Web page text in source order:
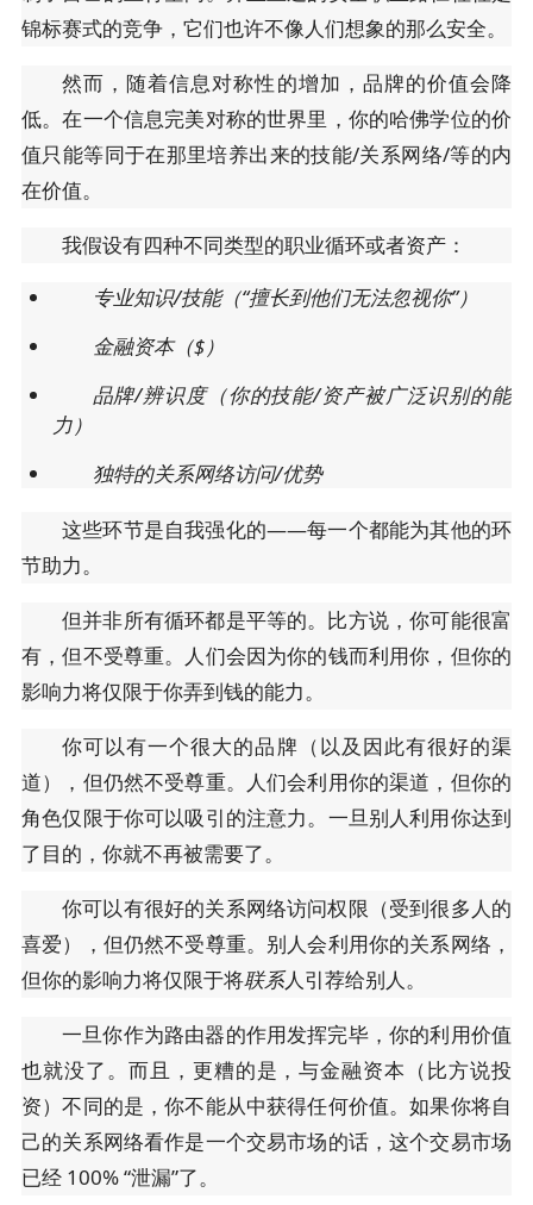
锦标赛式的竞争，它们也许不像人们想象的那么安全。
然而，随着信息对称性的增加，品牌的价值会降
低。在一个信息完美对称的世界里，你的哈佛学位的价
值只能等同于在那里培养出来的技能/关系网络/等的内
在价值。
我假设有四种不同类型的职业循环或者资产：
专业知识/技能（“擅长到他们无法忽视你”）
金融资本（$）
品牌/辨识度（你的技能/资产被广泛识别的能
力）
独特的关系网络访问/优势
这些环节是自我强化的——每一个都能为其他的环
节助力。
但并非所有循环都是平等的。比方说，你可能很富
有，但不受尊重。人们会因为你的钱而利用你，但你的
影响力将仅限于你弄到钱的能力。
你可以有一个很大的品牌（以及因此有很好的渠
道），但仍然不受尊重。人们会利用你的渠道，但你的
角色仅限于你可以吸引的注意力。一旦别人利用你达到
了目的，你就不再被需要了。
你可以有很好的关系网络访问权限（受到很多人的
喜爱），但仍然不受尊重。别人会利用你的关系网络，
但你的影响力将仅限于将联系人引荐给别人。
一旦你作为路由器的作用发挥完毕，你的利用价值
也就没了。而且，更糟的是，与金融资本（比方说投
资）不同的是，你不能从中获得任何价值。如果你将自
己的关系网络看作是一个交易市场的话，这个交易市场
已经 100% “泄漏”了。